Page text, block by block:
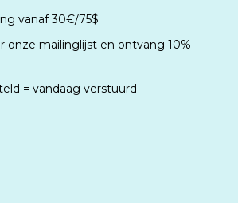
vanaf 30€/75$
onze mailinglijst en ontvang 10%
= vandaag verstuurd